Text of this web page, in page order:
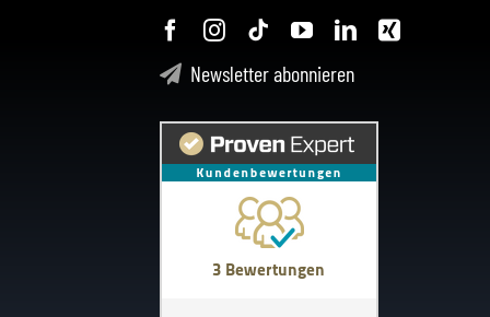
Newsletter abonnieren